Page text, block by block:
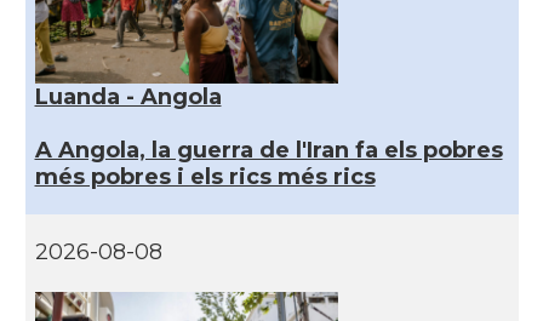
Luanda - Angola
A Angola, la guerra de l'Iran fa els pobres
més pobres i els rics més rics
2026-08-08